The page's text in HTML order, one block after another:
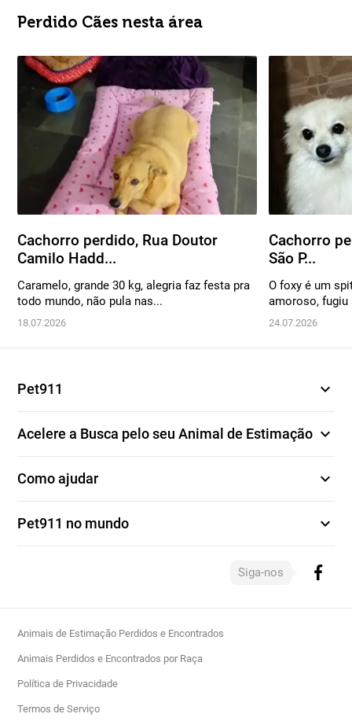
Perdido Cães nesta área
Cachorro perdido, Rua Doutor
Camilo Hadd...
Caramelo, grande 30 kg, alegria faz festa pra
todo mundo, não pula nas...
18.07.2026
Cachorro
São P...
O foxy é um
amoroso, fugiu
24.07.2026
Pet911 expand_more
Acelere a Busca pelo seu Animal de Estimação expand_more
Como ajudar expand_more
Pet911 no mundo expand_more
Siga-nos
Animais de Estimação Perdidos e Encontrados
Animais Perdidos e Encontrados por Raça
Política de Privacidade
Termos de Serviço